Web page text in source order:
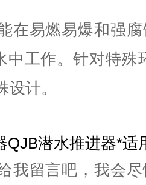
在易燃易爆和强
中工作。针对特殊
计。
QJB潜水推进器*适
我留言吧，我会